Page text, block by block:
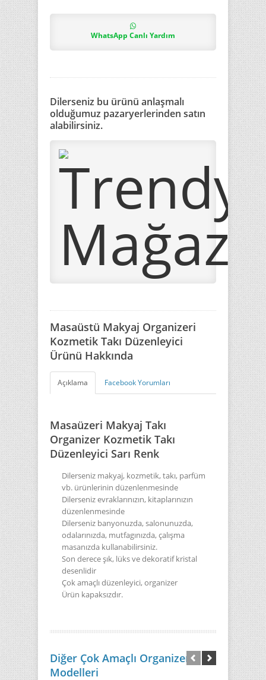
WhatsApp Canlı Yardım
Dilerseniz bu ürünü anlaşmalı
olduğumuz pazaryerlerinden satın
alabilirsiniz.
Masaüstü Makyaj Organizeri
Kozmetik Takı Düzenleyici
Ürünü Hakkında
Açıklama Facebook Yorumları
Masaüzeri Makyaj Takı
Organizer Kozmetik Takı
Düzenleyici Sarı Renk
Dilerseniz makyaj, kozmetik, takı, parfüm
vb. ürünlerinin düzenlenmesinde
Dilerseniz evraklarınızın, kitaplarınızın
düzenlenmesinde
Dilerseniz banyonuzda, salonunuzda,
odalarınızda, mutfagınızda, çalışma
masanızda kullanabilirsiniz.
Son derece şık, lüks ve dekoratif kristal
desenlidir
Çok amaçlı düzenleyici, organizer
Ürün kapaksızdır.
Diğer Çok Amaçlı Organizer
Modelleri